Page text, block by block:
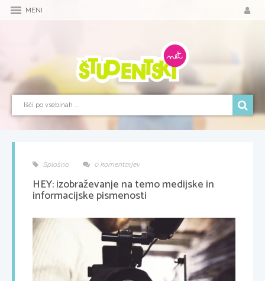
MENI
Splošno 0 komentarjev
HEY: izobraževanje na temo medijske in
informacijske pismenosti